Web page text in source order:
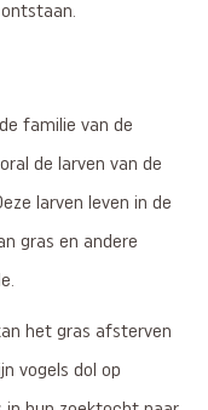
familie van de
de larven van de
larven leven in de
gras en andere
het gras afsterven
vogels dol op